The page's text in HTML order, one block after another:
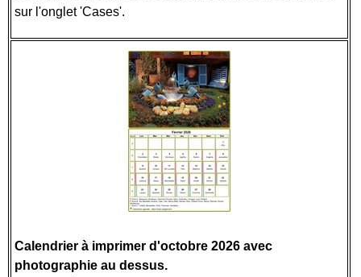
sur l'onglet 'Cases'.
Calendrier à imprimer d'octobre 2026 avec
photographie au dessus.